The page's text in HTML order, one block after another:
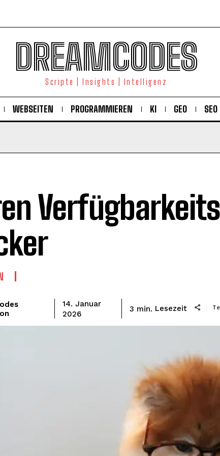
DREAMCODES
Scripte | Insights | Intelligenz
WEBSEITEN PROGRAMMIEREN KI GEO SEO
Verfügbarkeits
14. Januar
2026
3 min. Lesezeit